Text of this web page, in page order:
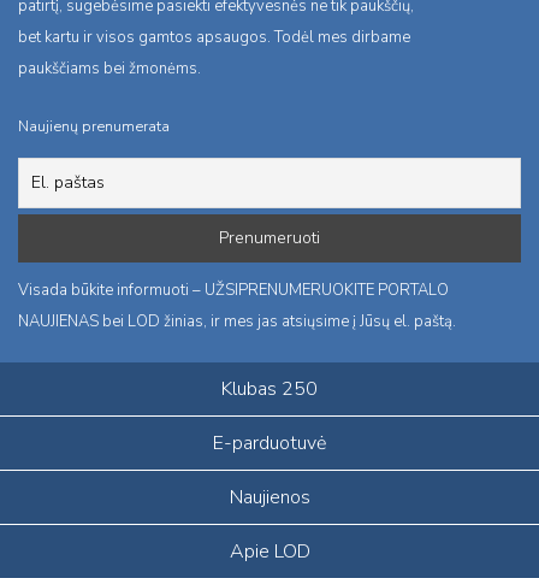
patirtį, sugebėsime pasiekti efektyvesnės ne tik paukščių,
bet kartu ir visos gamtos apsaugos. Todėl mes dirbame
paukščiams bei žmonėms.
Naujienų prenumerata
Visada būkite informuoti – UŽSIPRENUMERUOKITE PORTALO
NAUJIENAS bei LOD žinias, ir mes jas atsiųsime į Jūsų el. paštą.
Klubas 250
E-parduotuvė
Naujienos
Apie LOD